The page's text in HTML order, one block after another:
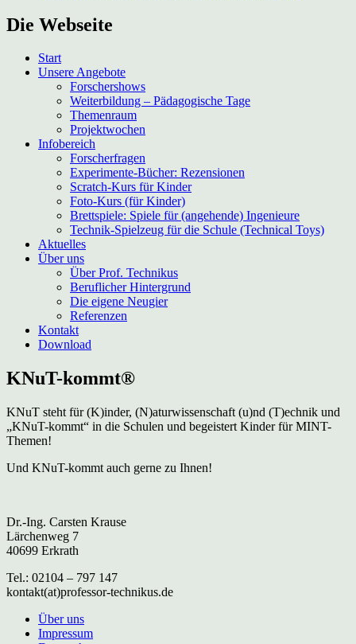
Die Webseite
Start
Unsere Angebote
Forschershows
Weiterbildung – Pädagogische Tage
Themenraum
Projektwochen
Infobereich
Forscherfragen
Experimente-Bücher: Rezensionen
Scratch-Kurs für Kinder
Foto-Kurs (für Kinder)
Brettspiele: Spiele für (angehende) Ingenieure
Technik-Spielzeug für die Schule (Technical Toys)
Aktuelles
Über uns
Über Prof. Technikus
Beruflicher Hintergrund
Die eigene Neugier
Referenzen
Kontakt
Download
KNuT-kommt®
KNuT steht für (K)inder, (N)aturwissenschaft (u)nd (T)echnik und
„KNuT-kommt“ in die Schulen und begeistert Kinder für MINT-
Themen!
Und KNuT-kommt auch gerne zu Ihnen!
Dr.-Ing. Carsten Krause
Lärchenweg 7
40699 Erkrath
Tel.: 02104 – 797 147
kontakt(at)professor-technikus.de
Über uns
Impressum